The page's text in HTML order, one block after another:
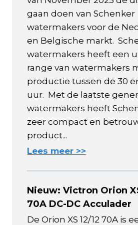
gaan doen van Schenker
watermakers voor de
en Belgische markt.
watermakers heeft een
range van watermakers
productie tussen de 30
uur. Met de laatste
watermakers heeft
zeer compact en
product...
Lees meer >>
Nieuw: Victron Orion
70A DC-DC Acculader
De Orion XS 12/12 70A is